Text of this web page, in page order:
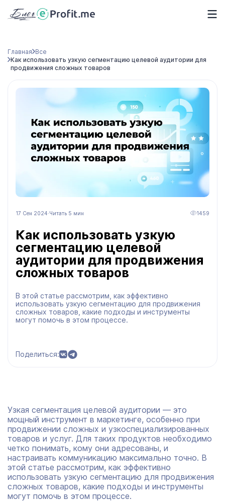
Главная Все
Как использовать узкую сегментацию целевой аудитории для
продвижения сложных товаров
17 Сен 2024·Читать 5 мин 1459
Как использовать узкую
сегментацию целевой
аудитории для продвижения
сложных товаров
В этой статье рассмотрим, как эффективно
использовать узкую сегментацию для продвижения
сложных товаров, какие подходы и инструменты
могут помочь в этом процессе.
Поделиться:
Узкая сегментация целевой аудитории — это
мощный инструмент в маркетинге, особенно при
продвижении сложных и узкоспециализированных
товаров и услуг. Для таких продуктов необходимо
четко понимать, кому они адресованы, и
настраивать коммуникацию максимально точно. В
этой статье рассмотрим, как эффективно
использовать узкую сегментацию для продвижения
сложных товаров, какие подходы и инструменты
могут помочь в этом процессе.